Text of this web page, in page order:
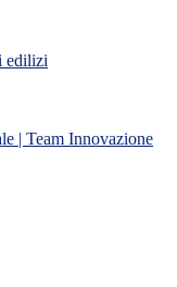
edilizi
| Team Innovazione